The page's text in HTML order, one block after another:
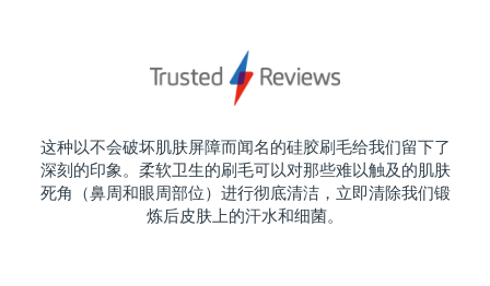
这种以不会破坏肌肤屏障而闻名的硅胶刷毛给我们留下了
深刻的印象。柔软卫生的刷毛可以对那些难以触及的肌肤
死角（鼻周和眼周部位）进行彻底清洁，立即清除我们锻
炼后皮肤上的汗水和细菌。